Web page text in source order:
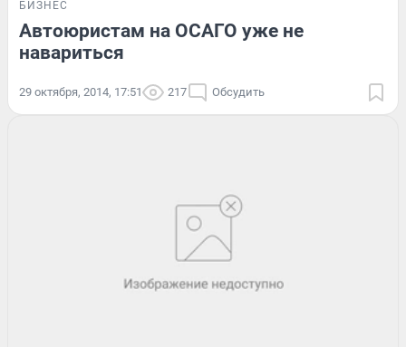
БИЗНЕС
Автоюристам на ОСАГО уже не
навариться
29 октября, 2014, 17:51 217 Обсудить